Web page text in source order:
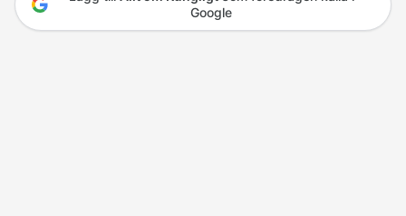
Google